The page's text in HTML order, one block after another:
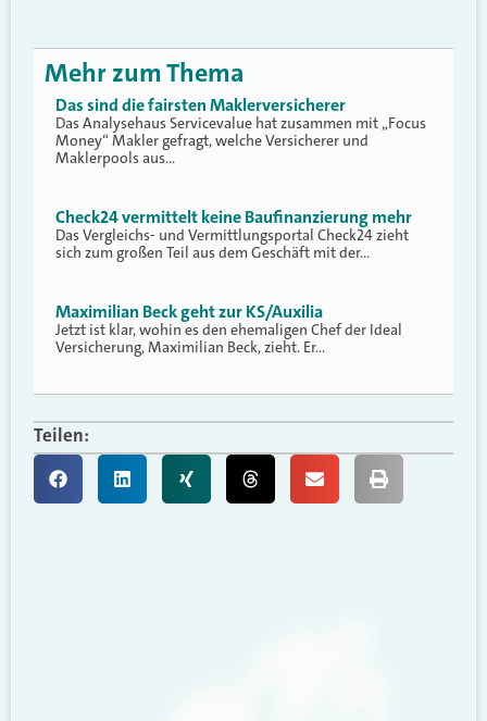
Mehr zum Thema
Das sind die fairsten Maklerversicherer
Das Analysehaus Servicevalue hat zusammen mit „Focus
Money“ Makler gefragt, welche Versicherer und
Maklerpools aus…
Check24 vermittelt keine Baufinanzierung mehr
Das Vergleichs- und Vermittlungsportal Check24 zieht
sich zum großen Teil aus dem Geschäft mit der…
Maximilian Beck geht zur KS/Auxilia
Jetzt ist klar, wohin es den ehemaligen Chef der Ideal
Versicherung, Maximilian Beck, zieht. Er…
Teilen: